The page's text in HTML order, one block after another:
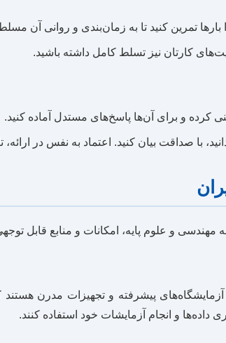
تمرین کنید تا به زمان‌بندی و روانی آن
کارتان نیز تسلط کامل داشته باشید.
کرده و برای آن‌ها پاسخ‌های مستدل آماده کنید.
با صداقت بیان کنید. اعتماد به نفس در ارائه،
و علوم پایه، امکانات و منابع قابل
پیشرفته و تجهیزات مدرن
داده‌ها و انجام آزمایشات خود استفاده کنند.